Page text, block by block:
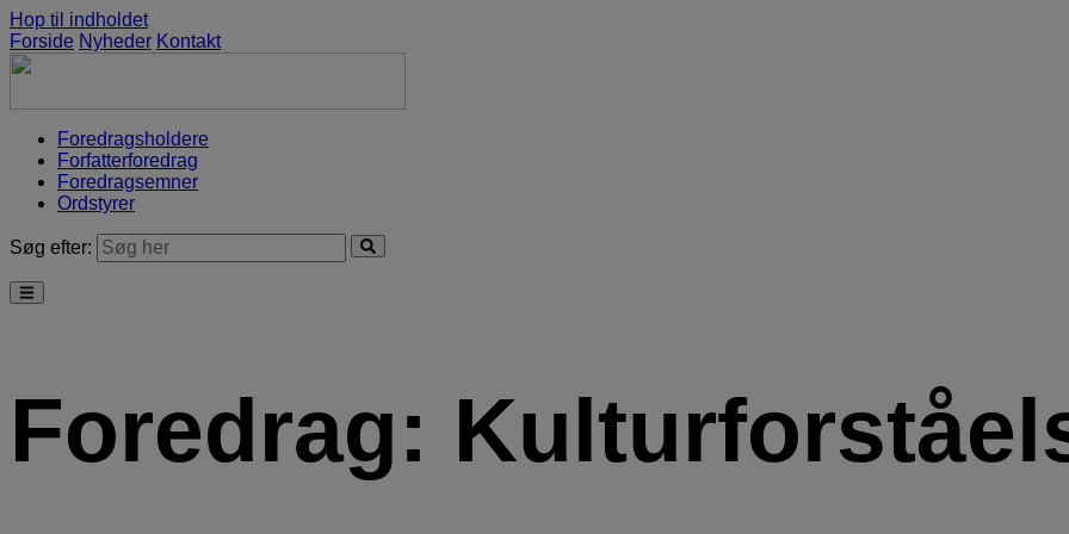
Hop til indholdet
Forside Nyheder Kontakt
Foredragsholdere
Forfatterforedrag
Foredragsemner
Ordstyrer
Søg efter:
Foredrag: